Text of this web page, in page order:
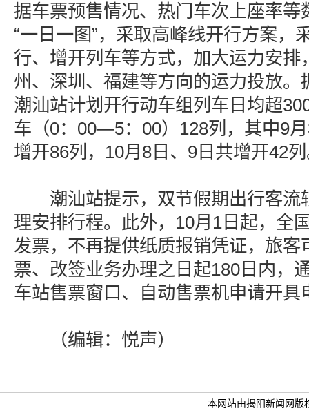
据车票预售情况、热门车次上座率等
“一日一图”，采取高峰线开行方案，
行、增开列车等方式，加大运力安排
州、深圳、福建等方向的运力投放。
潮汕站计划开行动车组列车日均超
车（0：00—5：00）128列，其中9
增开86列，10月8日、9日共增开42
潮汕站提示，双节假期出行客流
理安排行程。此外，10月1日起，全
发票，不再提供纸质报销凭证，旅客
票、改签业务办理之日起180日内，
车站售票窗口、自动售票机申请开具
（编辑：悦声）
本网站由揭阳新闻网版